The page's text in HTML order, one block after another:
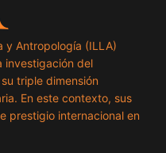
y Antropología (ILLA)
investigación del
triple dimensión
En este contexto, sus
prestigio internacional en